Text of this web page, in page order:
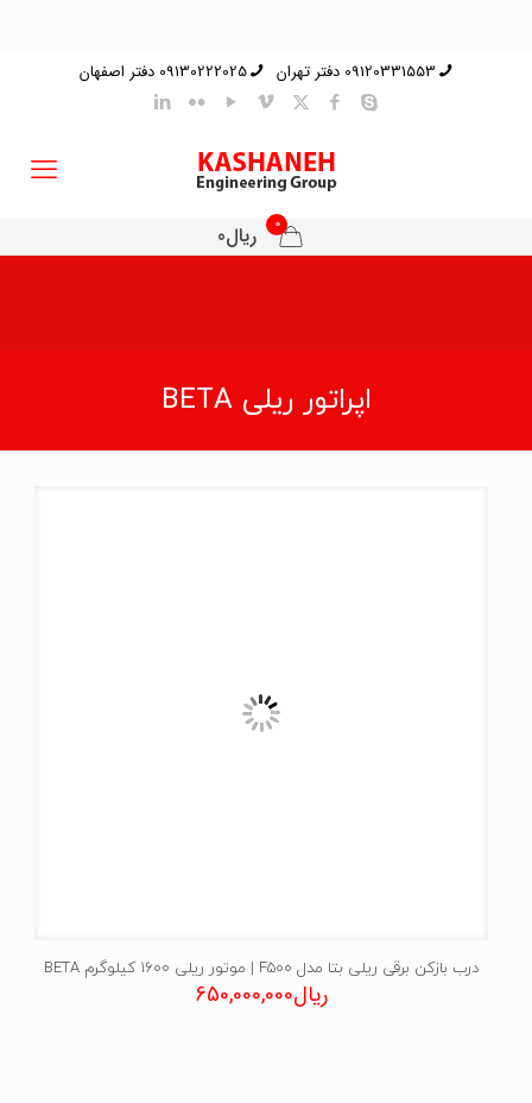
09120331553 دفتر تهران 09130222025 دفتر اصفهان
0 ریال0
اپراتور ریلی BETA
درب بازکن برقی ریلی بتا مدل F500 | موتور ریلی 1600 کیلوگرم BETA
ریال650,000,000